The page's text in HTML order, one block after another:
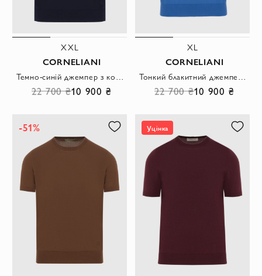
XXL
CORNELIANI
Темно-синій джемпер з коротким рукавом з бавовни чоловічий
22 700 ₴10 900 ₴
XL
CORNELIANI
Тонкий блакитний джемпер з коротким рукавом з бавовни чоловічий
22 700 ₴10 900 ₴
-51% Уцінка